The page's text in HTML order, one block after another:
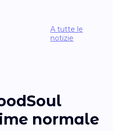
A tutte le
notizie
normale